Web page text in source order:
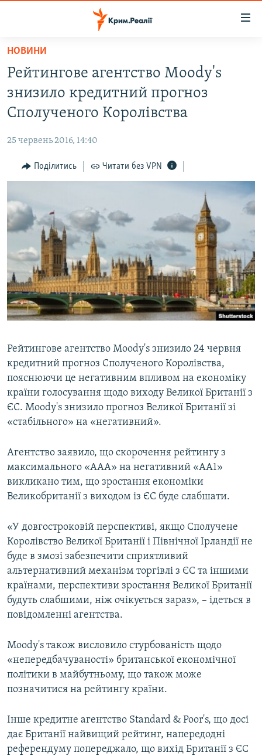
Перейти
основного
матеріалу
Перейти
до
основної
навігації
Перейти
до
ВІДЕО ТА ФОТО
БЛОГИ
ПОГЛЯД
ВСЕ ЗА ДЕНЬ
СПЕЦПРОЕКТИ
ДЕПОРТАЦІЯ
ВІДЕОУРОКИ «ELIFBE»
СВІДЧЕННЯ ОКУПАЦІЇ
УКРАЇНСЬКА ПРОБЛЕМА КРИМУ
ЯК ОБІЙТИ БЛОКУВАННЯ
Русский
Qırımtatar
Усі сайти RFE/RL
НОВИНИ
Рейтингове агентство Moody's
знизило кредитний прогноз
Сполученого Королівства
25 червень 2016, 14:40
Поділитись Читати без VPN
Рейтингове агентство Moody's знизило 24 червня
кредитний прогноз Сполученого Королівства,
пояснюючи це негативним впливом на економіку
країни голосування щодо виходу Великої Британії з
ЄС. Moody's знизило прогноз Великої Британії зі
«стабільного» на «негативний».
Агентство заявило, що скорочення рейтингу з
максимального «ААА» на негативний «АА1»
викликано тим, що зростання економіки
Великобританії з виходом із ЄС буде слабшати.
«У довгостроковій перспективі, якщо Сполучене
Королівство Великої Британії і Північної Ірландії не
буде в змозі забезпечити сприятливий
альтернативний механізм торгівлі з ЄС та іншими
країнами, перспективи зростання Великої Британії
будуть слабшими, ніж очікується зараз», – ідеться в
повідомленні агентства.
Moody's також висловило стурбованість щодо
«непередбачуваності» британської економічної
політики в майбутньому, що також може
позначитися на рейтингу країни.
Інше кредитне агентство Standard & Poor's, що досі
дає Британії найвищий рейтинг, напередодні
референдуму попереджало, що вихід Британії з ЄС